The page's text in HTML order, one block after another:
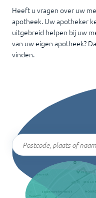
Heeft u vragen over uw
apotheek. Uw apotheker
uitgebreid helpen bij uw
van uw eigen apotheek?
vinden.